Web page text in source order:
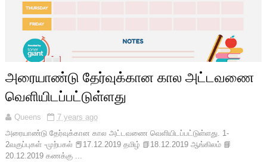
அரையாண்டு தேர்வுக்கான கால அட்டவணை
வெளியிடப்பட்டுள்ளது
Queens
7 years ago
அரையாண்டு தேர்வுக்கான கால அட்டவணை வெளியிடப்பட்டுள்ளது. 1-
2வகுப்புகள் -முற்பகல் 📕17.12.2019 தமிழ் 📗18.12.2019 ஆங்கிலம் 📘
20.12.2019 கணக்கு ...